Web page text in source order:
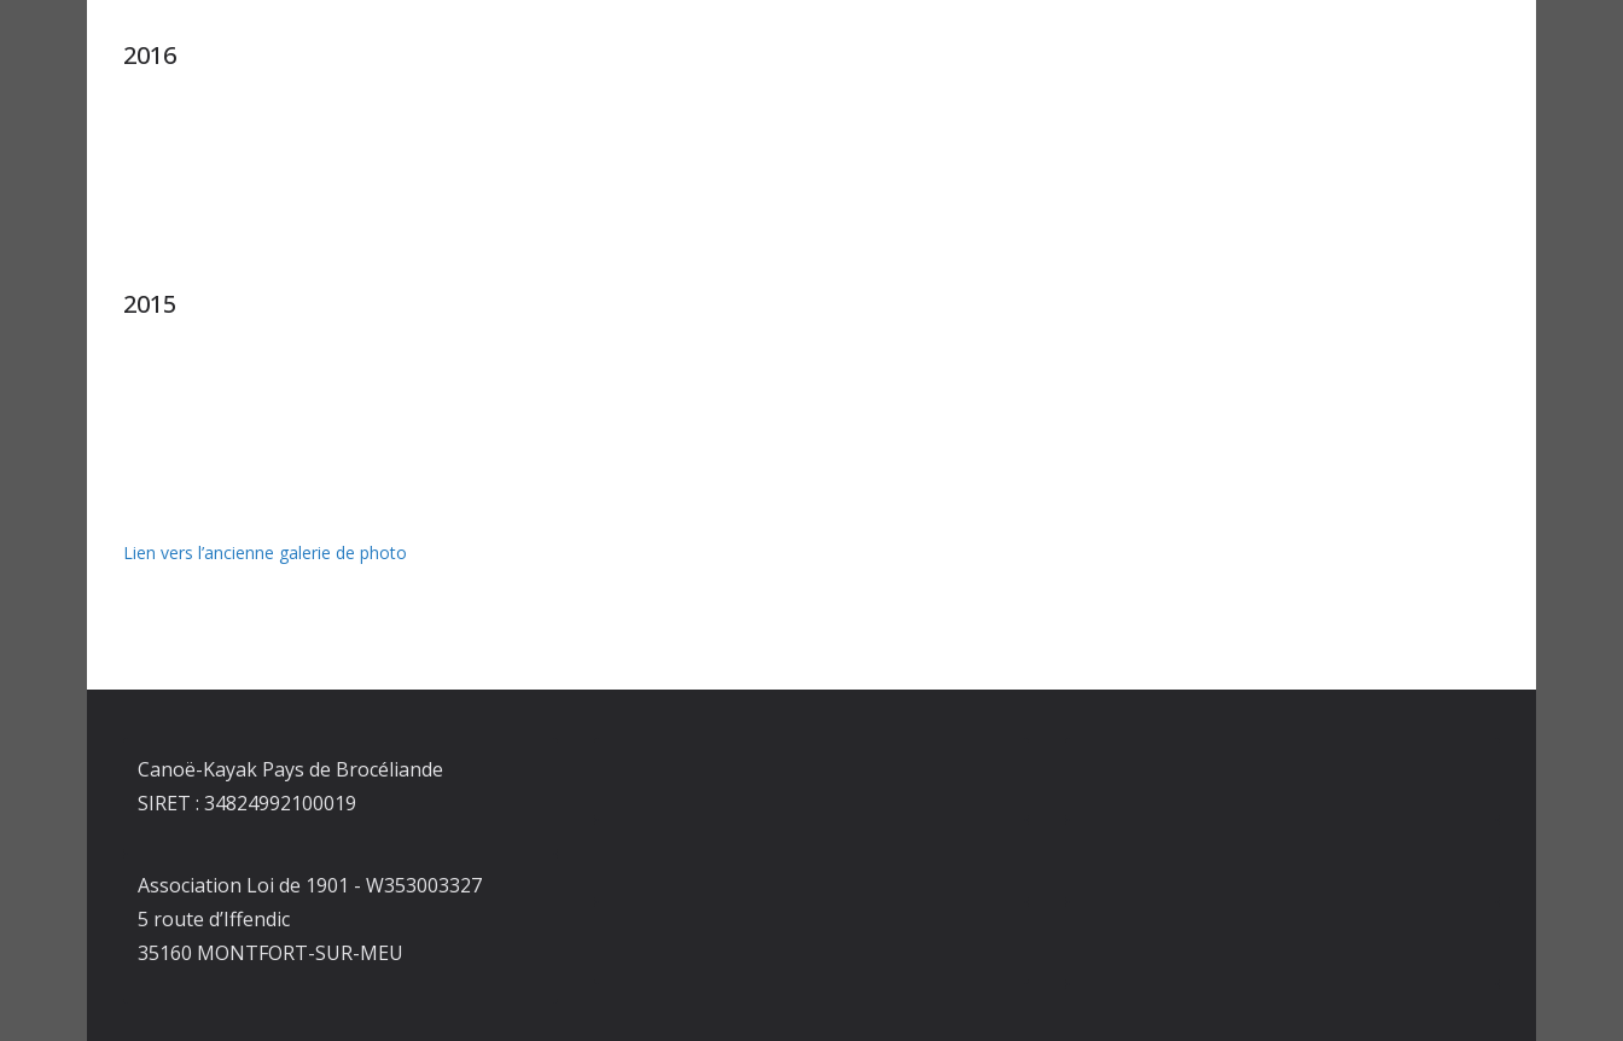
2016
2015
Lien vers l’ancienne galerie de photo
Canoë-Kayak Pays de Brocéliande
SIRET : 34824992100019
Association Loi de 1901 - W353003327
5 route d’Iffendic
35160 MONTFORT-SUR-MEU